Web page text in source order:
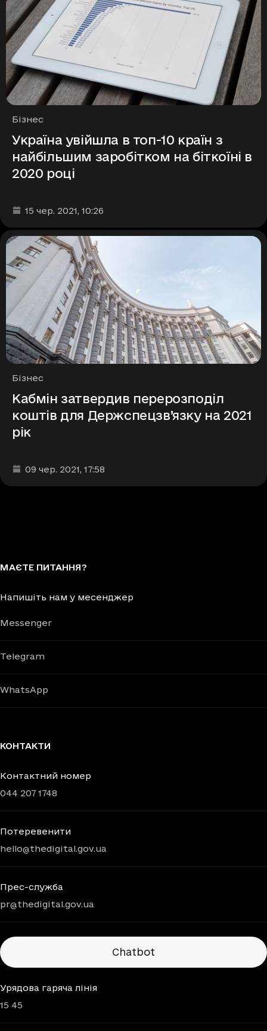
Рубрики
Бізнес
Україна увійшла в топ-10 країн з
найбільшим заробітком на біткоїні в
2020 році
Дата та час публікації
15 чер. 2021, 10:26
Рубрики
Бізнес
Кабмін затвердив перерозподіл
коштів для Держспецзв’язку на 2021
рік
Дата та час публікації
09 чер. 2021, 17:58
МАЄТЕ ПИТАННЯ?
Напишіть нам у месенджер
Messenger
Telegram
WhatsApp
КОНТАКТИ
Контактний номер
044 207 1748
Потеревенити
hello@thedigital.gov.ua
Прес-служба
pr@thedigital.gov.ua
Chatbots
Chatbot
Урядова гаряча лінія
15 45